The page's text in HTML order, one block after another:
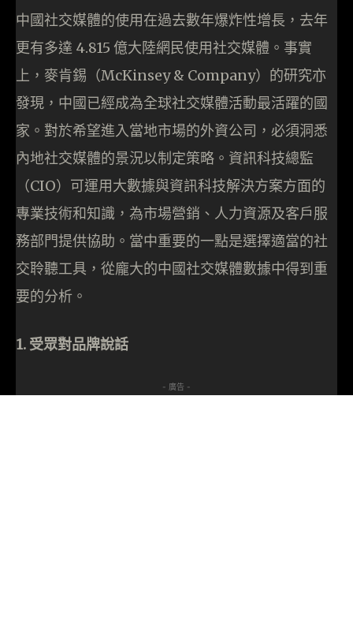
中國社交媒體的使用在過去數年爆炸性增長，去年
更有多達 4.815 億大陸網民使用社交媒體。事實
上，麥肯錫（McKinsey & Company）的研究亦
發現，中國已經成為全球社交媒體活動最活躍的國
家。對於希望進入當地市場的外資公司，必須洞悉
內地社交媒體的景況以制定策略。資訊科技總監
（CIO）可運用大數據與資訊科技解決方案方面的
專業技術和知識，為市場營銷、人力資源及客戶服
務部門提供協助。當中重要的一點是選擇適當的社
交聆聽工具，從龐大的中國社交媒體數據中得到重
要的分析。
1. 受眾對品牌說話
- 廣告 -